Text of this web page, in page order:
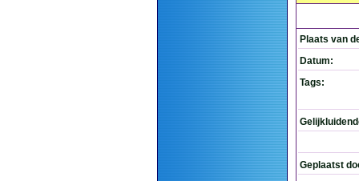
Plaats van
Datum:
Tags:
Geplaatst